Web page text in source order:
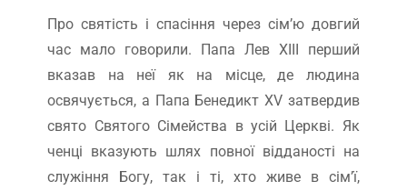
Про святість і спасіння через сім’ю довгий
час мало говорили. Папа Лев ХІІІ перший
вказав на неї як на місце, де людина
освячується, а Папа Бенедикт XV затвердив
свято Святого Сімейства в усій Церкві. Як
ченці вказують шлях повної відданості на
служіння Богу, так і ті, хто живе в сім’ї,